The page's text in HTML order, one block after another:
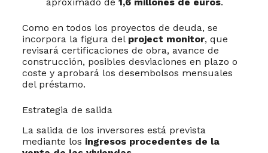
Como en todos los proyectos de deuda, se
incorpora la figura del project monitor, que
revisará certificaciones de obra, avance de
construcción, posibles desviaciones en plazo o
coste y aprobará los desembolsos mensuales
del préstamo.
Estrategia de salida
La salida de los inversores está prevista
mediante los ingresos procedentes de la